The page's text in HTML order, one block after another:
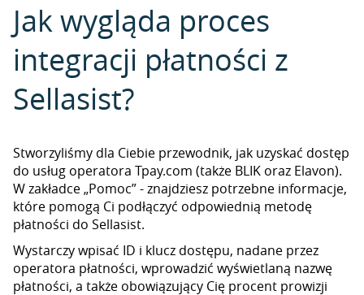
Jak wygląda proces
integracji płatności z
Sellasist?
Stworzyliśmy dla Ciebie przewodnik, jak uzyskać dostęp
do usług operatora Tpay.com (także BLIK oraz Elavon).
W zakładce „Pomoc” - znajdziesz potrzebne informacje,
które pomogą Ci podłączyć odpowiednią metodę
płatności do Sellasist.
Wystarczy wpisać ID i klucz dostępu, nadane przez
operatora płatności, wprowadzić wyświetlaną nazwę
płatności, a także obowiązujący Cię procent prowizji